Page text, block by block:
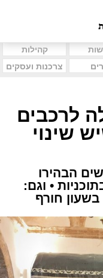
קהילות
צרכנות ועסקים
לרכבים
שינוי
הבהירו
• וגם:
חורף